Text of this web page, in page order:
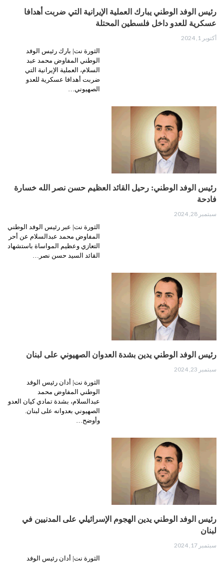
رئيس الوفد الوطني يبارك العملية الإيرانية التي ضربت أهدافا
عسكرية للعدو داخل فلسطين المحتلة
أكتوبر 1, 2024
الثورة نت| بارك رئيس الوفد
الوطني المفاوض محمد عبد
السلام، العملية الإيرانية التي
ضربت أهدافا عسكرية للعدو
الصهيوني…
رئيس الوفد الوطني: رحيل القائد العظيم حسن نصر الله خسارة
فادحة
سبتمبر 28, 2024
الثورة نت| عبر رئيس الوفد الوطني
المفاوض محمد عبدالسلام عن أحر
التعازي وعظيم المواساة باستشهاد
القائد السيد حسن نصر…
رئيس الوفد الوطني يدين بشدة العدوان الصهيوني على لبنان
سبتمبر 23, 2024
الثورة نت| أدان رئيس الوفد
الوطني المفاوض محمد
عبدالسلام، بشدة تمادي كيان العدو
الصهيوني بعدوانه على لبنان.
وأوضح…
رئيس الوفد الوطني يدين الهجوم الإسرائيلي على المدنيين في
لبنان
سبتمبر 17, 2024
الثورة نت| أدان رئيس الوفد